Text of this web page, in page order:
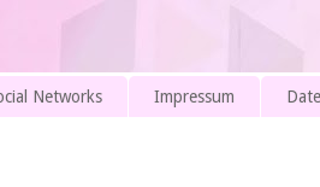
Networks Impressum